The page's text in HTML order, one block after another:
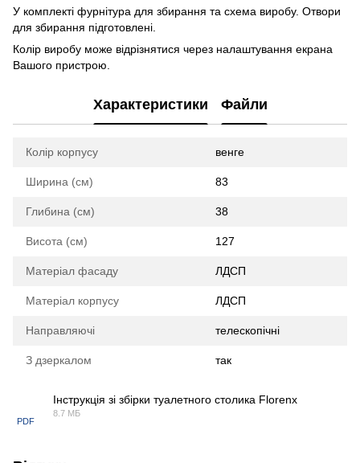
У комплекті фурнітура для збирання та схема виробу. Отвори
для збирання підготовлені.
Колір виробу може відрізнятися через налаштування екрана
Вашого пристрою.
Характеристики Файли
Колір корпусу венге
Ширина (см) 83
Глибина (см) 38
Висота (см) 127
Матеріал фасаду ЛДСП
Матеріал корпусу ЛДСП
Направляючі телескопічні
З дзеркалом так
PDF
Інструкція зі збірки туалетного столика Florenx
8.7 МБ